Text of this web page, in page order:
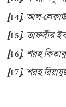
[14]. আল-
[15]. তাফসীর
[16]. শরহ
[17]. শরহ